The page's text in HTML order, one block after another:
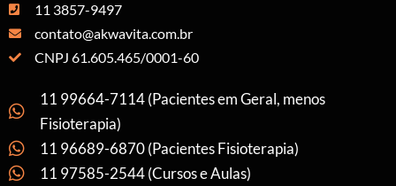
11 3857-9497
contato@akwavita.com.br
CNPJ 61.605.465/0001-60
11 99664-7114 (Pacientes em Geral, menos
Fisioterapia)
11 96689-6870 (Pacientes Fisioterapia)
11 97585-2544 (Cursos e Aulas)